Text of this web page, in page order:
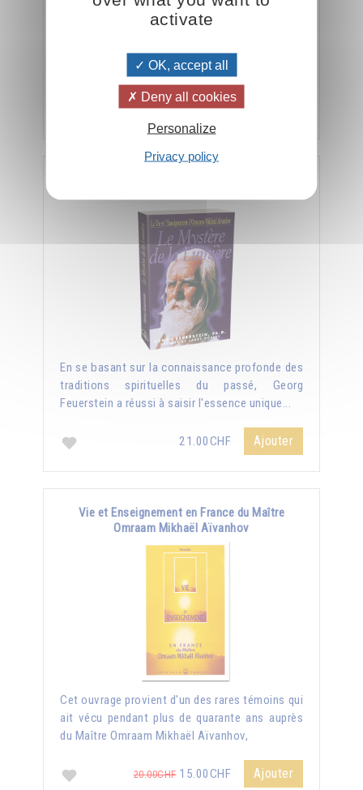
et il a besoin que ses disciples deviennent
aussi des livres vivants. »
26.00CHF
En se basant sur la connaissance profonde des
traditions spirituelles du passé, Georg
Feuerstein a réussi à saisir l'essence unique...
21.00CHF Ajouter
Vie et Enseignement en France du Maître
Omraam Mikhaël Aïvanhov
Cet ouvrage provient d'un des rares témoins qui
ait vécu pendant plus de quarante ans auprès
du Maître Omraam Mikhaël Aïvanhov,
20.00CHF15.00CHF Ajouter
activate
OK, accept all
Deny all cookies
Personalize
Privacy policy